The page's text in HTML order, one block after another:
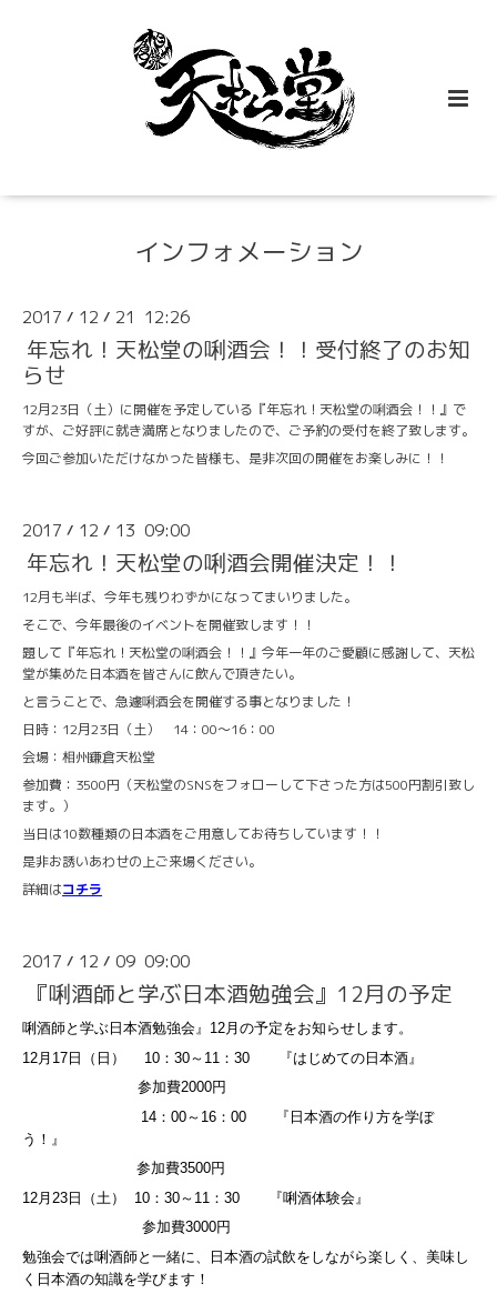
インフォメーション
2017 / 12 / 21 12:26
年忘れ！天松堂の唎酒会！！受付終了のお知
らせ
12月23日（土）に開催を予定している『年忘れ！天松堂の唎酒会！！』で
すが、ご好評に就き満席となりましたので、ご予約の受付を終了致します。
今回ご参加いただけなかった皆様も、是非次回の開催をお楽しみに！！
2017 / 12 / 13 09:00
年忘れ！天松堂の唎酒会開催決定！！
12月も半ば、今年も残りわずかになってまいりました。
そこで、今年最後のイベントを開催致します！！
題して『年忘れ！天松堂の唎酒会！！』今年一年のご愛顧に感謝して、天松
堂が集めた日本酒を皆さんに飲んで頂きたい。
と言うことで、急遽唎酒会を開催する事となりました！
日時：12月23日（土） 14：00～16：00
会場：相州鎌倉天松堂
参加費：3500円（天松堂のSNSをフォローして下さった方は500円割引致し
ます。）
当日は10数種類の日本酒をご用意してお待ちしています！！
是非お誘いあわせの上ご来場ください。
詳細はコチラ
2017 / 12 / 09 09:00
『唎酒師と学ぶ日本酒勉強会』12月の予定
唎酒師と学ぶ日本酒勉強会』12月の予定をお知らせします。
12月17日（日） 10：30～11：30 『はじめての日本酒』
参加費2000円
14：00～16：00 『日本酒の作り方を学ぼ
う！』
参加費3500円
12月23日（土） 10：30～11：30 『唎酒体験会』
参加費3000円
勉強会では唎酒師と一緒に、日本酒の試飲をしながら楽しく、美味し
く日本酒の知識を学びます！